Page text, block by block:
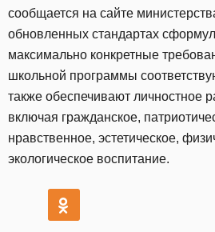
сообщается на сайте
обновленных стандартах
максимально конкретные
школьной программы
также обеспечивают личностное
включая гражданское,
нравственное, эстетическое,
экологическое воспитание.